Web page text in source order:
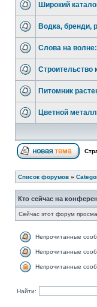
Широкий
Водка, бренди,
Слова на
Строительство
Питомник
Цветной
Список форумов »
Кто сейчас на
Сейчас этот форум
Непрочитанные
Непрочитанные
Непрочитанные
Найти: